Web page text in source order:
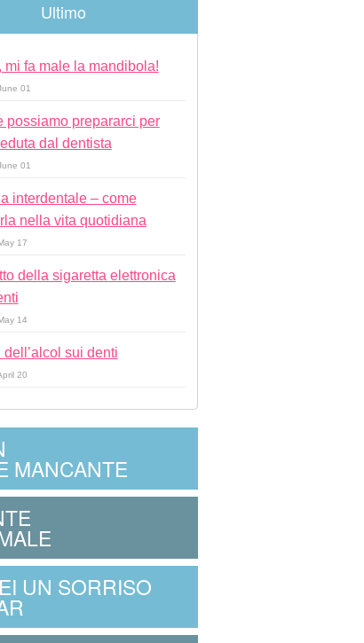
Ultimo
mi fa male la mandibola!
01
possiamo prepararci per
dal dentista
01
interdentale – come
nella vita quotidiana
17
della sigaretta elettronica
14
dell’alcol sui denti
20
MANCANTE
UN SORRISO